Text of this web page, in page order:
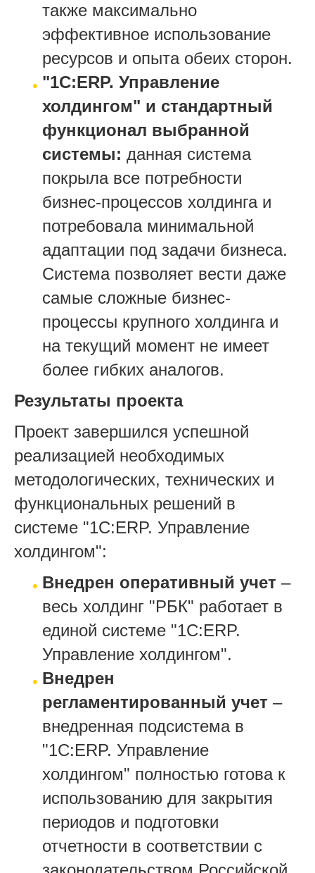
также максимально
эффективное использование
ресурсов и опыта обеих сторон.
"1С:ERP. Управление
холдингом" и стандартный
функционал выбранной
системы: данная система
покрыла все потребности
бизнес-процессов холдинга и
потребовала минимальной
адаптации под задачи бизнеса.
Система позволяет вести даже
самые сложные бизнес-
процессы крупного холдинга и
на текущий момент не имеет
более гибких аналогов.
Результаты проекта
Проект завершился успешной
реализацией необходимых
методологических, технических и
функциональных решений в
системе "1С:ERP. Управление
холдингом":
Внедрен оперативный учет –
весь холдинг "РБК" работает в
единой системе "1С:ERP.
Управление холдингом".
Внедрен
регламентированный учет –
внедренная подсистема в
"1С:ERP. Управление
холдингом" полностью готова к
использованию для закрытия
периодов и подготовки
отчетности в соответствии с